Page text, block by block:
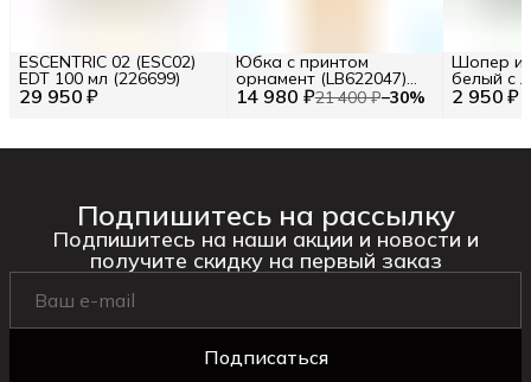
29 950 ₽
ESCENTRIC 02 (ESC02)
EDT 100 мл (226699)
14 980 ₽21 400 ₽−30%
Юбка с принтом
орнамент (LB622047)
Размер S (INT) Цв. 2 950 ₽
Шопер из
белый с
BA23-06
Подпишитесь на рассылку
Подпишитесь на наши акции и новости и
получите скидку на первый заказ
Подписаться